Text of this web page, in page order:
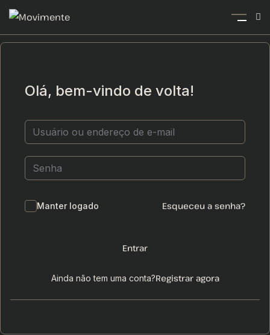
Olá, bem-vindo de volta!
Manter logado Esqueceu a senha?
Entrar
Ainda não tem uma conta?Registrar agora